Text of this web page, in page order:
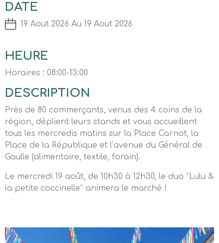
DATE
19 Aout 2026 Au 19 Aout 2026
HEURE
Horaires : 08:00-13:00
DESCRIPTION
Près de 80 commerçants, venus des 4 coins de la
région, déplient leurs stands et vous accueillent
tous les mercredis matins sur la Place Carnot, la
Place de la République et l’avenue du Général de
Gaulle (alimentaire, textile, forain).
Le mercredi 19 août, de 10h30 à 12h30, le duo “Lulu &
la petite coccinelle” animera le marché !